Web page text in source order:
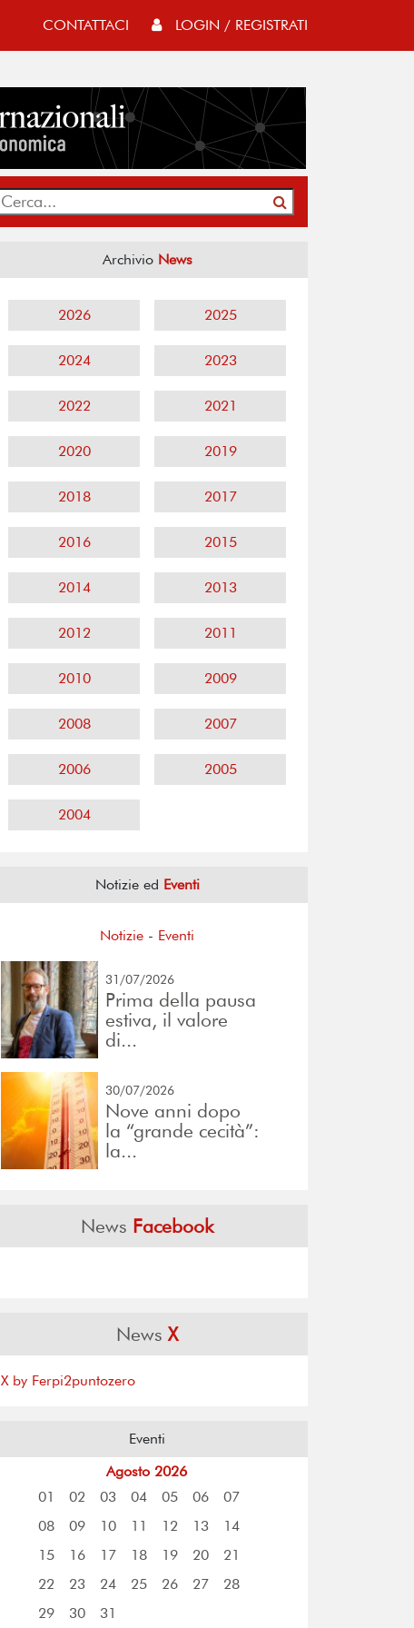
CONTATTACI LOGIN / REGISTRATI
Archivio News
2026 2025
2024 2023
2022 2021
2020 2019
2018 2017
2016 2015
2014 2013
2012 2011
2010 2009
2008 2007
2006 2005
2004
Notizie ed Eventi
Notizie - Eventi
31/07/2026
Prima della pausa
estiva, il valore
di...
30/07/2026
Nove anni dopo
la “grande cecità”:
la...
News Facebook
NewsX
X by Ferpi2puntozero
Eventi
Agosto 2026
01
02 03 04 05 06
07
08
09 10 11 12 13
14
15
16 17 18 19 20
21
22
23 24 25 26 27
28
29
30 31